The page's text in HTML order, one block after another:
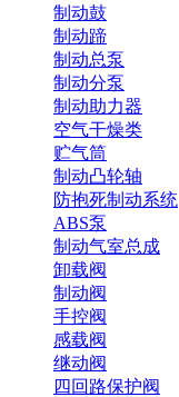
制动鼓
制动蹄
制动总泵
制动分泵
制动助力器
空气干燥类
贮气筒
制动凸轮轴
防抱死制动系统
ABS泵
制动气室总成
卸载阀
制动阀
手控阀
感载阀
继动阀
四回路保护阀